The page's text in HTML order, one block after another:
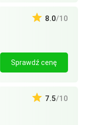
8.0/10
Sprawdź cenę
7.5/10